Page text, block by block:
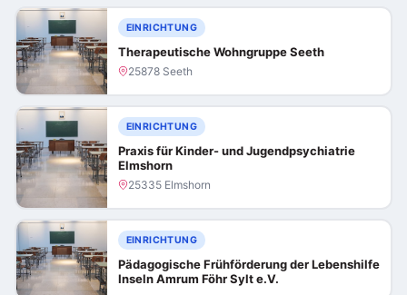
EINRICHTUNG
Therapeutische Wohngruppe Seeth
25878 Seeth
EINRICHTUNG
Praxis für Kinder- und Jugendpsychiatrie
Elmshorn
25335 Elmshorn
EINRICHTUNG
Pädagogische Frühförderung der Lebenshilfe
Inseln Amrum Föhr Sylt e.V.